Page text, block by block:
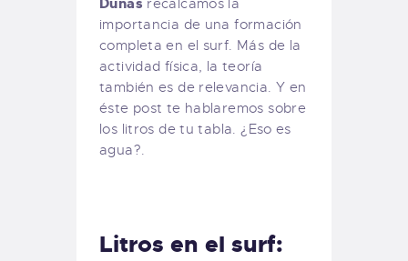
recalcamos la
importancia de una formación
completa en el surf. Más de la
actividad física, la teoría
también es de relevancia. Y en
éste post te hablaremos sobre
los litros de tu tabla. ¿Eso es
agua?.
Litros en el surf: